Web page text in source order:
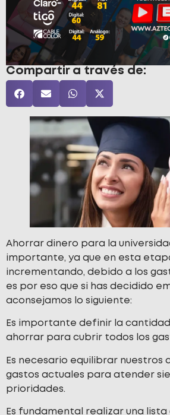
Compartir a través de:
Ahorrar dinero para la
importante, ya que en esta
incrementando, debido a los
es por eso que si has decidido
aconsejamos lo siguiente:
Es importante definir la
ahorrar para cubrir todos los
Es necesario equilibrar nuestros
gastos actuales para atender
prioridades.
Es fundamental realizar una